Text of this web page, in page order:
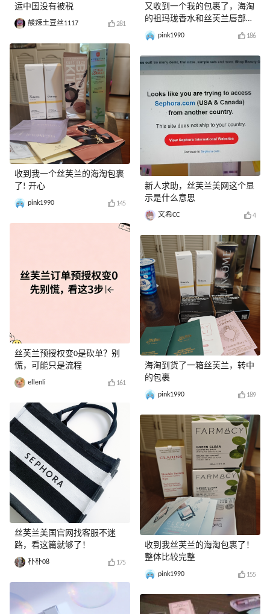
运中国没有被税
酸辣土豆丝1117 281
收到我一个丝芙兰的海淘包裹
了! 开心
pink1990 145
丝芙兰预授权变0是砍单？别
慌，可能只是流程
ellenli 161
丝芙兰美国官网找客服不迷
路，看这篇就够了！
朴朴08 175
又收到一个我的包裹了，海淘
的祖玛珑香水和丝芙兰唇部套
装
pink1990 186
新人求助，丝芙兰美网这个显
示是什么意思
文希CC 4
海淘到货了一箱丝芙兰，转中
的包裹
pink1990 189
收到我丝芙兰的海淘包裹了！
整体比较完整
pink1990 155